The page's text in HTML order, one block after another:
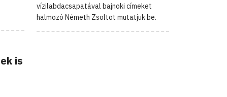
is
vízilabdacsapatával bajnoki címeket
halmozó Németh Zsoltot mutatjuk be.